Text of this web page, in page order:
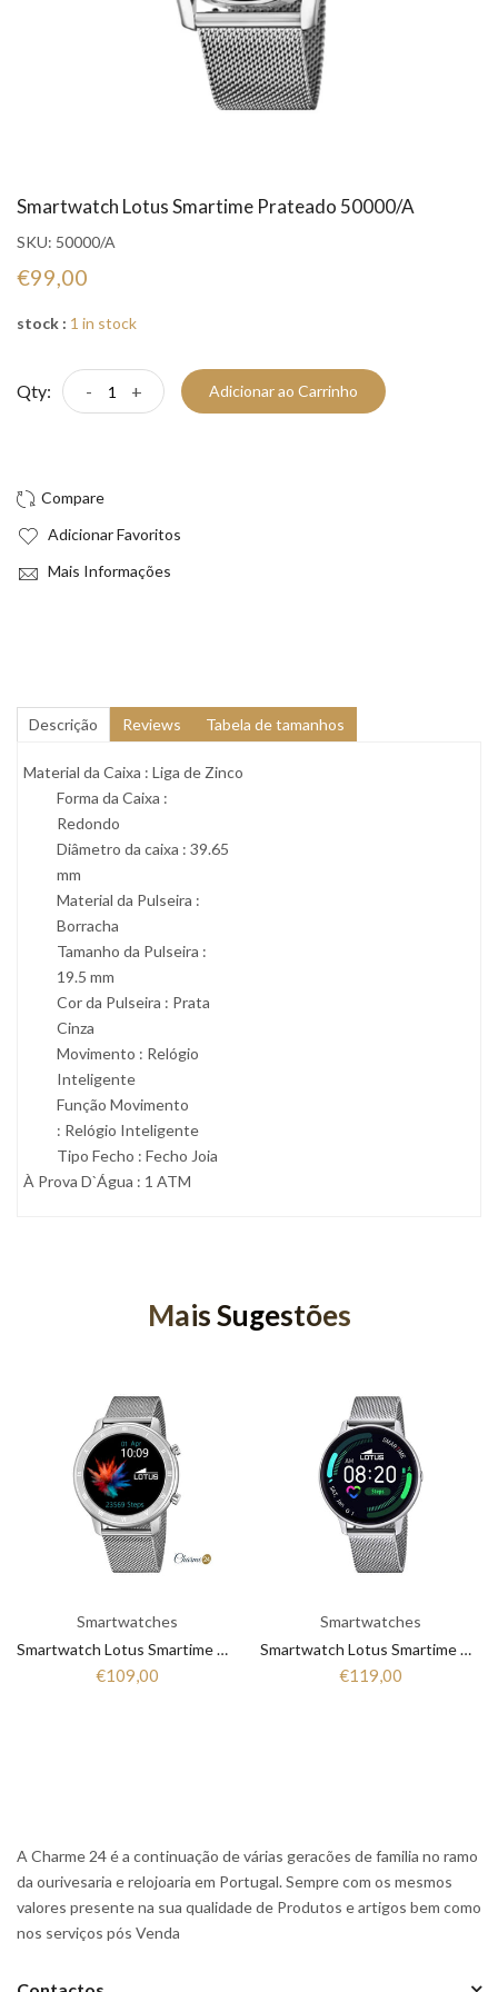
Smartwatch Lotus Smartime Prateado 50000/A
SKU: 50000/A
€99,00
stock : 1 in stock
Qty: - + Adicionar ao Carrinho
Adicionar Favoritos
Mais Informações
Descrição Reviews Tabela de tamanhos
Material da Caixa : Liga de Zinco
Forma da Caixa :
Redondo
Diâmetro da caixa : 39.65
mm
Material da Pulseira :
Borracha
Tamanho da Pulseira :
19.5 mm
Cor da Pulseira : Prata
Cinza
Movimento : Relógio
Inteligente
Função Movimento
: Relógio Inteligente
Tipo Fecho : Fecho Joia
À Prova D`Água : 1 ATM
Mais Sugestões
Smartwatches
Smartwatch Lotus Smartime Collection 50037-1
€109,00
Smartwatches
Smartwatch Lotus Smartime Collection 50014-1
€119,00
A Charme 24 é a continuação de várias geracões de familia no ramo
da ourivesaria e relojoaria em Portugal. Sempre com os mesmos
valores presente na sua qualidade de Produtos e artigos bem como
nos serviços pós Venda